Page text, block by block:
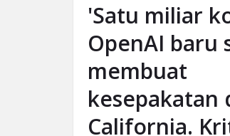
'Satu miliar
OpenAI baru
membuat
kesepakatan
California.